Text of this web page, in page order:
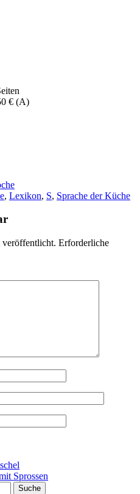
€ (A)
, Lexikon, S, Sprache der Küche
Erforderliche
Sprossen